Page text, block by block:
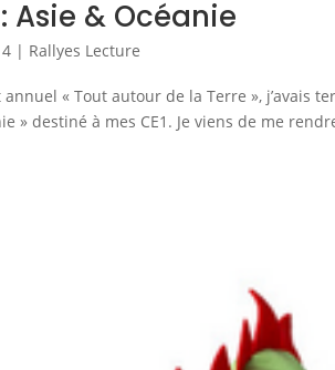
Asie & Océanie
| Rallyes Lecture
« Tout autour de la Terre », j’avais
» destiné à mes CE1. Je viens de me